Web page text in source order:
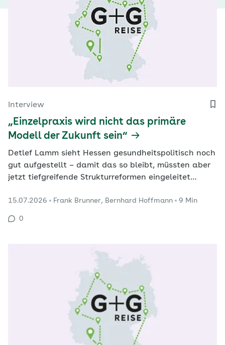
Interview
„Einzelpraxis wird nicht das primäre
Modell der Zukunft sein“
Detlef Lamm sieht Hessen gesundheitspolitisch noch
gut aufgestellt – damit das so bleibt, müssten aber
jetzt tiefgreifende Strukturreformen eingeleitet
erklärt, warum Krankenhausversorgung, ambulante
Versorgung und Pflegeplanung neu aufgestellt
15.07.2026 Frank Brunner, Bernhard Hoffmann 9 Min
0